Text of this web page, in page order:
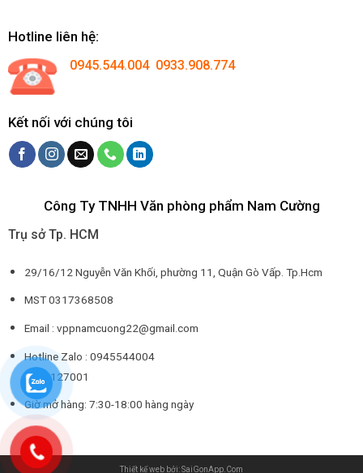
Hotline liên hệ:
0945.544.004 0933.908.774
Kết nối với chúng tôi
Công Ty TNHH Văn phòng phẩm Nam Cường
Trụ sở Tp. HCM
29/16/12 Nguyễn Văn Khối, phường 11, Quận Gò Vấp. Tp.Hcm
MST 0317368508
Email : vppnamcuong22@gmail.com
Hotline Zalo : 0945544004
0932127001
Giờ mở hàng: 7:30-18:00 hàng ngày
Thiết kế web bởi: SaiGonApp.Com